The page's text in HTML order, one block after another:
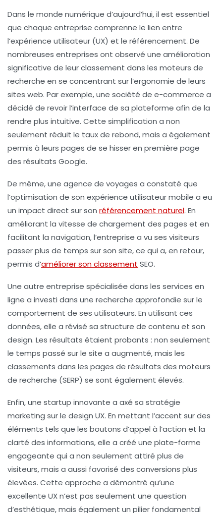
Dans le monde numérique d’aujourd’hui, il est essentiel
que chaque entreprise comprenne le lien entre
l’expérience utilisateur (UX) et le référencement. De
nombreuses entreprises ont observé une amélioration
significative de leur classement dans les moteurs de
recherche en se concentrant sur l’ergonomie de leurs
sites web. Par exemple, une société de e-commerce a
décidé de revoir l’interface de sa plateforme afin de la
rendre plus intuitive. Cette simplification a non
seulement réduit le taux de rebond, mais a également
permis à leurs pages de se hisser en première page
des résultats Google.
De même, une agence de voyages a constaté que
l’optimisation de son expérience utilisateur mobile a eu
un impact direct sur son référencement naturel. En
améliorant la vitesse de chargement des pages et en
facilitant la navigation, l’entreprise a vu ses visiteurs
passer plus de temps sur son site, ce qui a, en retour,
permis d’améliorer son classement SEO.
Une autre entreprise spécialisée dans les services en
ligne a investi dans une recherche approfondie sur le
comportement de ses utilisateurs. En utilisant ces
données, elle a révisé sa structure de contenu et son
design. Les résultats étaient probants : non seulement
le temps passé sur le site a augmenté, mais les
classements dans les pages de résultats des moteurs
de recherche (SERP) se sont également élevés.
Enfin, une startup innovante a axé sa stratégie
marketing sur le design UX. En mettant l’accent sur des
éléments tels que les boutons d’appel à l’action et la
clarté des informations, elle a créé une plate-forme
engageante qui a non seulement attiré plus de
visiteurs, mais a aussi favorisé des conversions plus
élevées. Cette approche a démontré qu’une
excellente UX n’est pas seulement une question
d’esthétique, mais également un pilier fondamental